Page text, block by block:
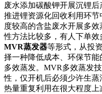
废水添加碳酸钾开展沉锂
推进锂资源化回收利用环
度较高的含盐废水开展多
性方法比较多，有人下单效
MVR蒸发器等形式，从投
择一种降低成本、环保节
多效蒸发。MVR多效蒸发
性，仅开机后必须少许生
热量重复利用在很大程度